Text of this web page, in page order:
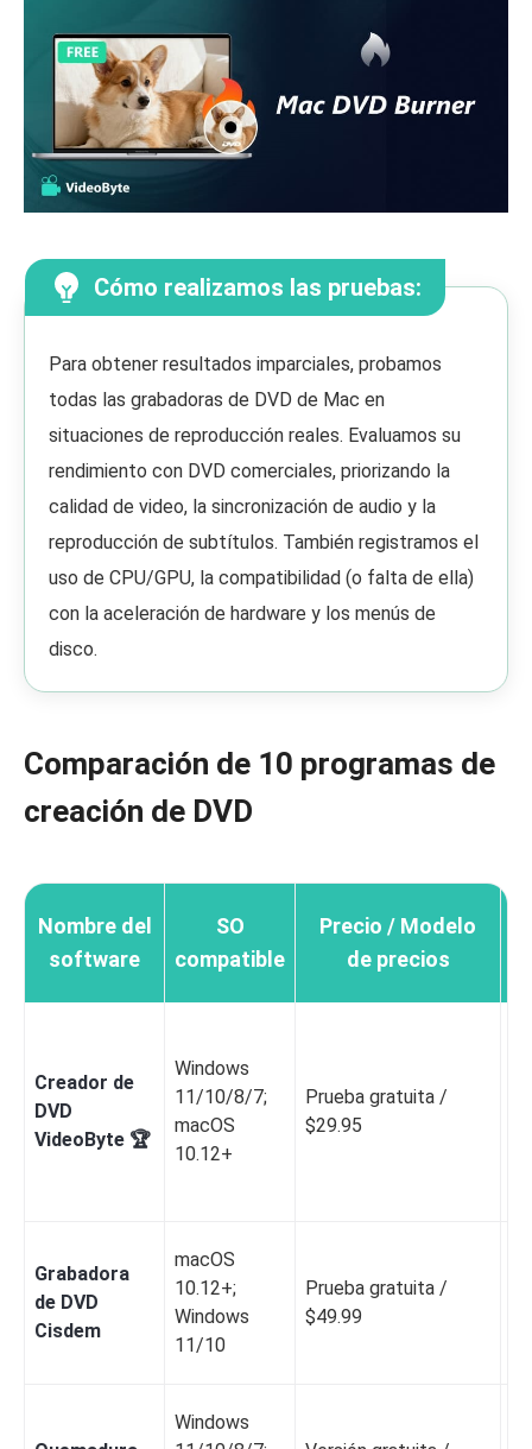
Cómo realizamos las pruebas:
Para obtener resultados imparciales, probamos
todas las grabadoras de DVD de Mac en
situaciones de reproducción reales. Evaluamos su
rendimiento con DVD comerciales, priorizando la
calidad de video, la sincronización de audio y la
reproducción de subtítulos. También registramos el
uso de CPU/GPU, la compatibilidad (o falta de ella)
con la aceleración de hardware y los menús de
disco.
Comparación de 10 programas de
creación de DVD
Nombre del
software
SO
compatible
Precio / Modelo
de precios
Creador de
DVD
VideoByte 🏆
Windows
11/10/8/7;
macOS
10.12+
Prueba gratuita /
$29.95
Grabadora
de DVD
Cisdem
macOS
10.12+;
Windows
11/10
Prueba gratuita /
$49.99
Windows